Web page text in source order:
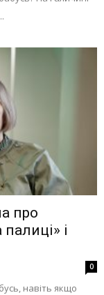
про
і
0
навіть якщо